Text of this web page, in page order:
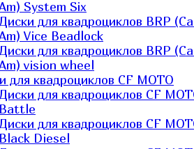
System Six
Диски для квадроциклов BRP
Vice Beadlock
Диски для квадроциклов BRP
vision wheel
для квадроциклов CF MOTO
Диски для квадроциклов CF
Battle
Диски для квадроциклов CF
Black Diesel